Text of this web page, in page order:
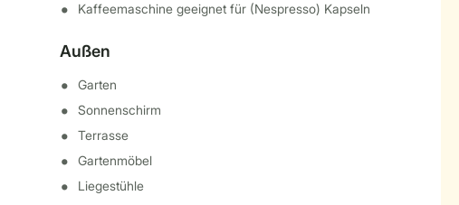
Kaffeemaschine geeignet für (Nespresso) Kapseln
Außen
Garten
Sonnenschirm
Terrasse
Gartenmöbel
Liegestühle